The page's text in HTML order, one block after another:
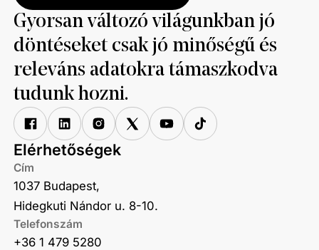
Gyorsan változó világunkban jó
döntéseket csak jó minőségű és
releváns adatokra támaszkodva
tudunk hozni.
Elérhetőségek
Cím
1037 Budapest,
Hidegkuti Nándor u. 8-10.
Telefonszám
+36 1 479 5280